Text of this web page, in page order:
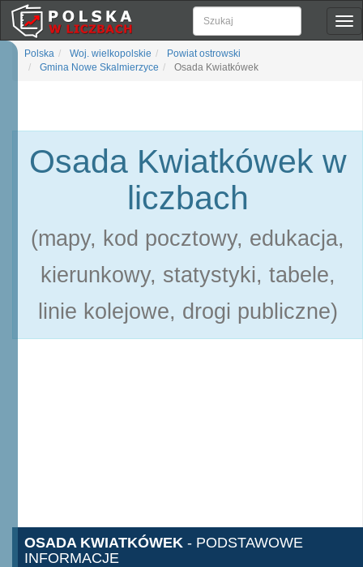
Polska Woj. wielkopolskie
Powiat ostrowski
Gmina Nowe Skalmierzyce
Osada Kwiatkówek
Osada Kwiatkówek w
liczbach
(mapy, kod pocztowy, edukacja,
kierunkowy, statystyki, tabele,
linie kolejowe, drogi publiczne)
OSADA KWIATKÓWEK - PODSTAWOWE
INFORMACJE